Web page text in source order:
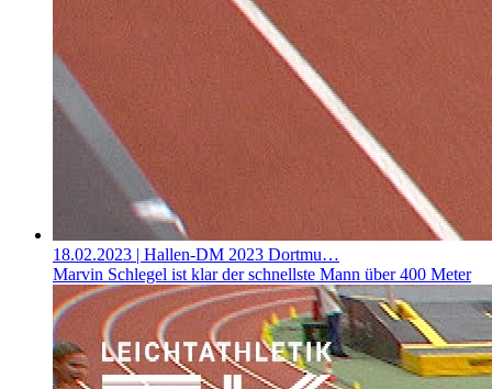
18.02.2023 | Hallen-DM 2023 Dortmu…
Marvin Schlegel ist klar der schnellste Mann über 400 Meter